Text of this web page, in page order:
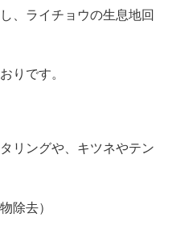
、ライチョウの生息地回
りです。
リングや、キツネやテン
除去）